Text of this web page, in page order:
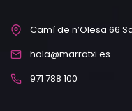
Camí de n’Olesa 66
hola@marratxi.es
971 788 100